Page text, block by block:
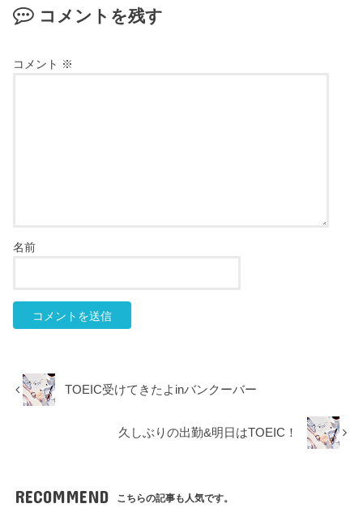
コメントを残す
コメント ※
名前
TOEIC受けてきたよinバンクーバー
久しぶりの出勤&明日はTOEIC！
RECOMMEND こちらの記事も人気です。